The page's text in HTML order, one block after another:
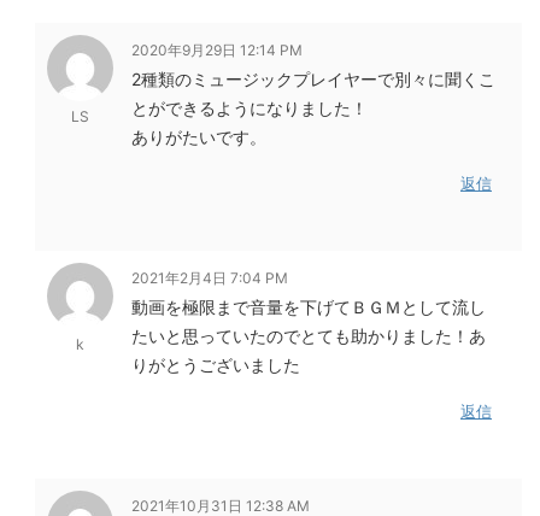
LS
2020年9月29日 12:14 PM
2種類のミュージックプレイヤーで別々に聞くこ
とができるようになりました！
ありがたいです。
返信
k
2021年2月4日 7:04 PM
動画を極限まで音量を下げてＢＧＭとして流し
たいと思っていたのでとても助かりました！あ
りがとうございました
返信
2021年10月31日 12:38 AM